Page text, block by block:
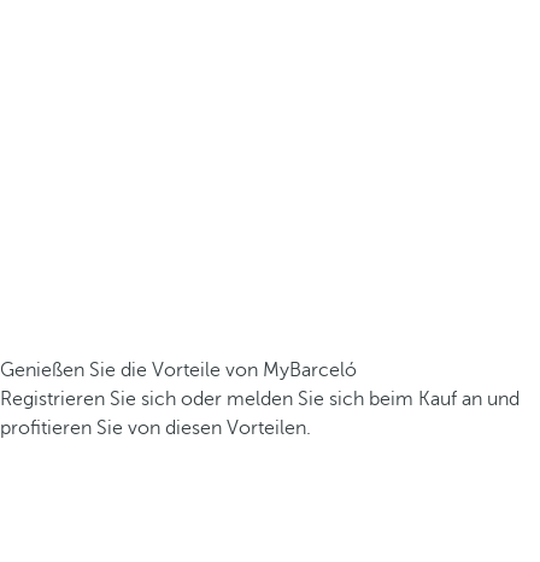
Genießen Sie die Vorteile von MyBarceló
Registrieren Sie sich oder melden Sie sich beim Kauf an und
profitieren Sie von diesen Vorteilen.